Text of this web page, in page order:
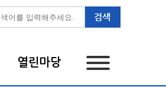
열린마당